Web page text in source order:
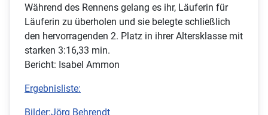
Während des Rennens gelang es ihr, Läuferin für
Läuferin zu überholen und sie belegte schließlich
den hervorragenden 2. Platz in ihrer Altersklasse mit
starken 3:16,33 min.
Bericht: Isabel Ammon
Ergebnisliste:
Bilder:Jörg Behrendt